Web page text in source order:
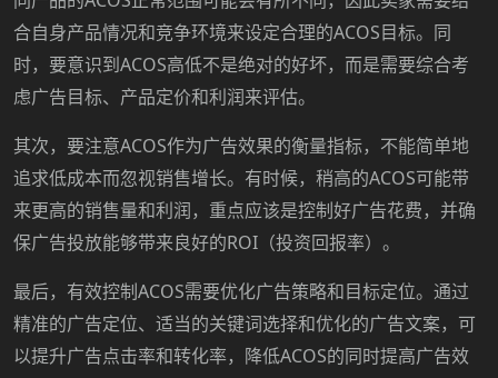
合自身产品情况和竞争环境来设定合理的ACOS 目标。同
时，要意识到 ACOS高低不是绝对的好坏，而是需要综合考
虑广告目标、产品定价和利润来评估。
其次，要注意ACOS作为广告效果的衡量指标，不能简单地
追求低成本而忽视销售增长。有时候，稍高的ACOS可能带
来更高的销售量和利润，重点应该是控制好广告花费，并确
保广告投放能够带来良好的ROI （投资回报率）。
最后，有效控制 ACOS需要优化广告策略和目标定位。通过
精准的广告定位、适当的关键词选择和优化的广告文案，可
以提升广告点击率和转化率，降低ACOS的同时提高广告效